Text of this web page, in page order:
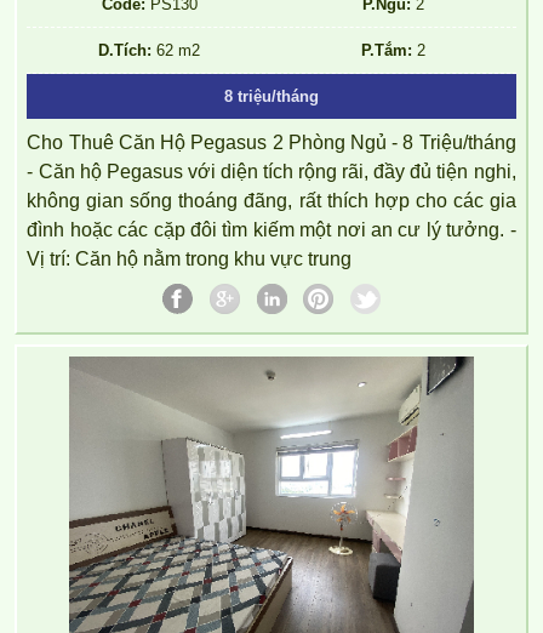
Code: PS130 P.Ngủ: 2
D.Tích: 62 m2 P.Tắm: 2
8 triệu/tháng
Cho Thuê Căn Hộ Pegasus 2 Phòng Ngủ - 8 Triệu/tháng
- Căn hộ Pegasus với diện tích rộng rãi, đầy đủ tiện nghi,
không gian sống thoáng đãng, rất thích hợp cho các gia
đình hoặc các cặp đôi tìm kiếm một nơi an cư lý tưởng. -
Vị trí: Căn hộ nằm trong khu vực trung
Căn hộ chung cư Topaz Twins tọa lạc tại Võ Thị Sáu, p Thống
Nhất, Biên Hòa, Đồng Nai.
CHO THUÊ CĂN HỘ TOPAZ TWINS 77M2 12TR/THÁNG